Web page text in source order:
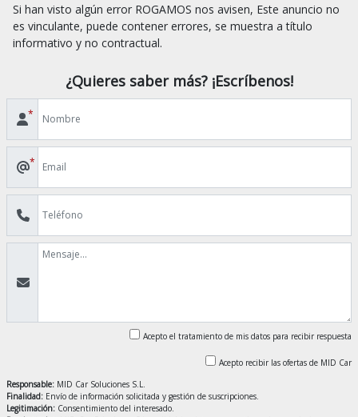
Si han visto algún error ROGAMOS nos avisen, Este anuncio no
es vinculante, puede contener errores, se muestra a título
¿Quieres saber más? ¡Escríbenos!
*
*
Acepto el tratamiento de mis datos para recibir respuesta
Acepto recibir las ofertas de MID Car
Responsable: MID Car Soluciones S.L.
Finalidad: Envío de información solicitada y gestión de suscripciones.
Legitimación: Consentimiento del interesado.